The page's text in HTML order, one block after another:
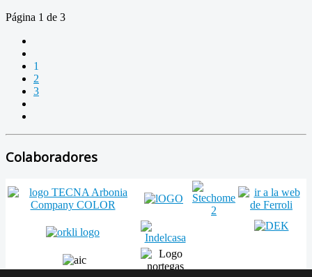
Página 1 de 3
1
2
3
Colaboradores